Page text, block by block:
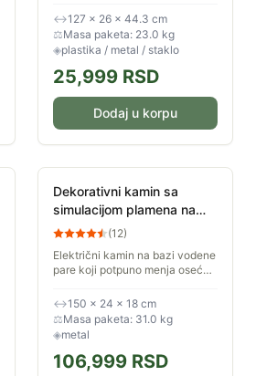
poput slike ili ponosno stajati na
sopstvenim nogarima u bilo...
↔127 × 26 × 44.3 cm
⚖Masa paketa: 23.0 kg
◈plastika / metal / staklo
25,999RSD
Dodaj u korpu
Dekorativni kamin sa
simulacijom plamena na
vodenu paru Bez grejanja
(12)
Električni kamin na bazi vodene
pare koji potpuno menja osećaj
isparivač koji pretvara vodu u
finu maglu, stvarajući...
↔150 × 24 × 18 cm
⚖Masa paketa: 31.0 kg
◈metal
106,999RSD